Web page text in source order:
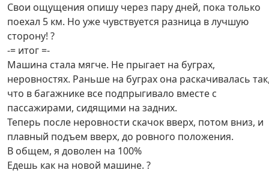
Свои ощущения опишу через пару дней, пока только
поехал 5 км. Но уже чувствуется разница в лучшую
сторону! ?
-= итог =-
Машина стала мягче. Не прыгает на буграх,
неровностях. Раньше на буграх она раскачивалась
что в багажнике все подпрыгивало вместе с
пассажирами, сидящими на задних.
Теперь после неровности скачок вверх, потом вниз, и
плавный подъем вверх, до ровного положения.
В общем, я доволен на 100%
Едешь как на новой машине. ?